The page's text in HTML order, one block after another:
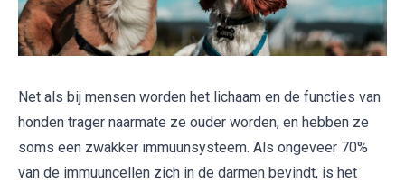
Net als bij mensen worden het lichaam en de functies van
honden trager naarmate ze ouder worden, en hebben ze
soms een zwakker immuunsysteem. Als ongeveer 70%
van de immuuncellen zich in de darmen bevindt, is het